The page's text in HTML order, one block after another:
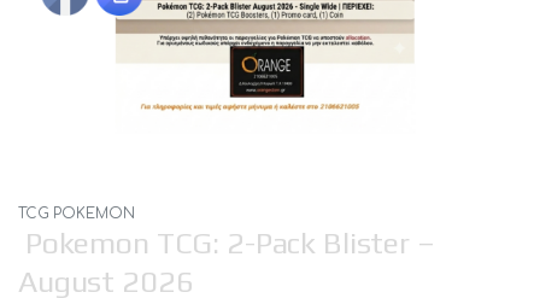
TCG POKEMON
Pokemon TCG: 2-Pack Blister –
August 2026